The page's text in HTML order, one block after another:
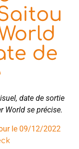
de
date de sortie
World se précise.
le 09/12/2022